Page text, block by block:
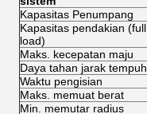
Kapasitas Penumpang
Kapasitas pendakian (full
load)
Maks. kecepatan maju
Daya tahan jarak tempuh
Waktu pengisian
Maks. memuat berat
Min. memutar radius